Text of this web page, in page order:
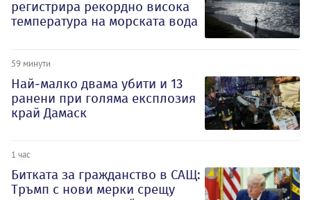
регистрира рекордно висока
температура на морската вода
59 минути
Най-малко двама убити и 13
ранени при голяма експлозия
край Дамаск
1 час
Битката за гражданство в САЩ:
Тръмп с нови мерки срещу